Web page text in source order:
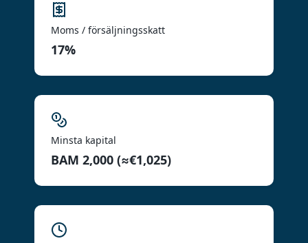
Moms / försäljningsskatt
17%
Minsta kapital
BAM 2,000 (≈€1,025)